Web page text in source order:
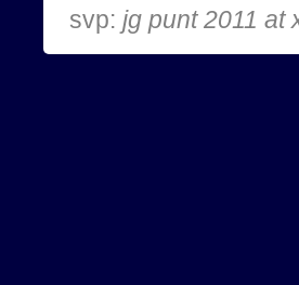
svp: jg punt 2011 at